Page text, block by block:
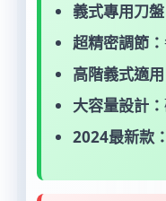
義式專用刀盤
超精密調節：
高階義式適用
大容量設計：
2024最新款：